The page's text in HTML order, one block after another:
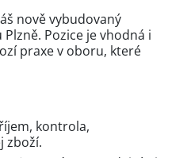
nově vybudovaný
Pozice je vhodná i
praxe v oboru, které
kontrola,
zboží.